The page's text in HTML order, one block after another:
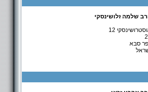
שלמה זלושינסקי
12
סבא